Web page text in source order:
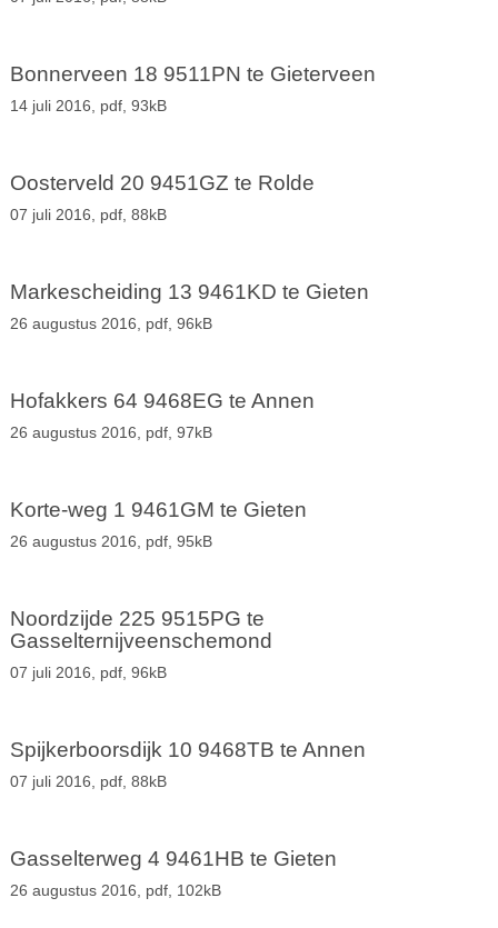
Bonnerveen 18 9511PN te Gieterveen
14 juli 2016, pdf, 93kB
Oosterveld 20 9451GZ te Rolde
07 juli 2016, pdf, 88kB
Markescheiding 13 9461KD te Gieten
26 augustus 2016, pdf, 96kB
Hofakkers 64 9468EG te Annen
26 augustus 2016, pdf, 97kB
Korte-weg 1 9461GM te Gieten
26 augustus 2016, pdf, 95kB
Noordzijde 225 9515PG te
Gasselternijveenschemond
07 juli 2016, pdf, 96kB
Spijkerboorsdijk 10 9468TB te Annen
07 juli 2016, pdf, 88kB
Gasselterweg 4 9461HB te Gieten
26 augustus 2016, pdf, 102kB